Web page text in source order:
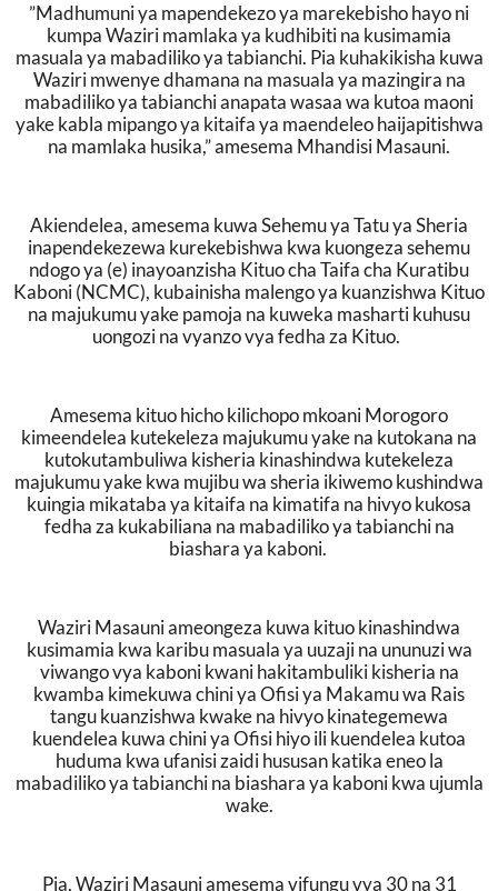
”Madhumuni ya mapendekezo ya marekebisho hayo ni
kumpa Waziri mamlaka ya kudhibiti na kusimamia
masuala ya mabadiliko ya tabianchi. Pia kuhakikisha kuwa
Waziri mwenye dhamana na masuala ya mazingira na
mabadiliko ya tabianchi anapata wasaa wa kutoa maoni
yake kabla mipango ya kitaifa ya maendeleo haijapitishwa
na mamlaka husika,” amesema Mhandisi Masauni.
Akiendelea, amesema kuwa Sehemu ya Tatu ya Sheria
inapendekezewa kurekebishwa kwa kuongeza sehemu
ndogo ya (e) inayoanzisha Kituo cha Taifa cha Kuratibu
Kaboni (NCMC), kubainisha malengo ya kuanzishwa Kituo
na majukumu yake pamoja na kuweka masharti kuhusu
uongozi na vyanzo vya fedha za Kituo.
Amesema kituo hicho kilichopo mkoani Morogoro
kimeendelea kutekeleza majukumu yake na kutokana na
kutokutambuliwa kisheria kinashindwa kutekeleza
majukumu yake kwa mujibu wa sheria ikiwemo kushindwa
kuingia mikataba ya kitaifa na kimatifa na hivyo kukosa
fedha za kukabiliana na mabadiliko ya tabianchi na
biashara ya kaboni.
Waziri Masauni ameongeza kuwa kituo kinashindwa
kusimamia kwa karibu masuala ya uuzaji na ununuzi wa
viwango vya kaboni kwani hakitambuliki kisheria na
kwamba kimekuwa chini ya Ofisi ya Makamu wa Rais
tangu kuanzishwa kwake na hivyo kinategemewa
kuendelea kuwa chini ya Ofisi hiyo ili kuendelea kutoa
huduma kwa ufanisi zaidi hususan katika eneo la
mabadiliko ya tabianchi na biashara ya kaboni kwa ujumla
wake.
Pia, Waziri Masauni amesema vifungu vya 30 na 31